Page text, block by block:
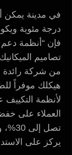
درجة مئوية
فإن “أنظمة
من شركة
هيكلك موفراً
لأنظمة التكييف
العملاء على
تصل
يركز على